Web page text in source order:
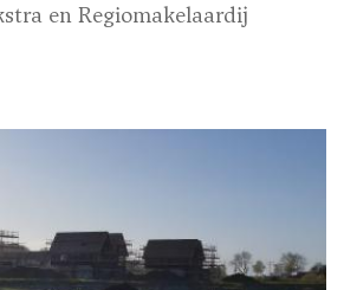
en Regiomakelaardij